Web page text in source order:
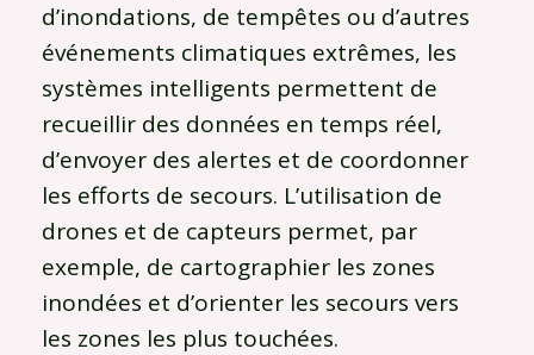
d’inondations, de tempêtes ou d’autres
événements climatiques extrêmes, les
systèmes intelligents permettent de
recueillir des données en temps réel,
d’envoyer des alertes et de coordonner
les efforts de secours. L’utilisation de
drones et de capteurs permet, par
exemple, de cartographier les zones
inondées et d’orienter les secours vers
les zones les plus touchées.